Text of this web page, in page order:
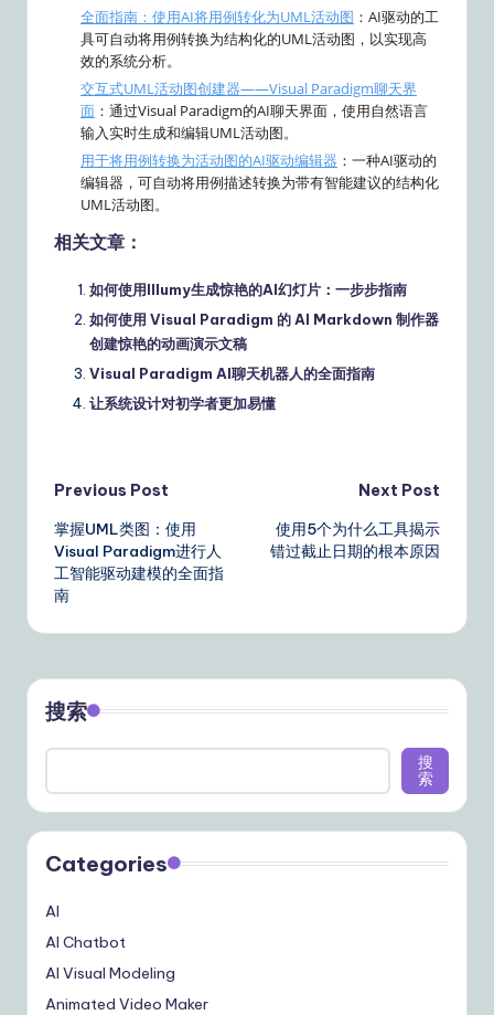
全面指南：使用AI将用例转化为UML活动图 ：AI驱动的工
具可自动将用例转换为结构化的UML活动图，以实现高
效的系统分析。
交互式UML活动图创建器——Visual Paradigm聊天界
面 ：通过Visual Paradigm的AI聊天界面，使用自然语言
输入实时生成和编辑UML活动图。
用于将用例转换为活动图的AI驱动编辑器 ：一种AI驱动的
编辑器，可自动将用例描述转换为带有智能建议的结构化
UML活动图。
相关文章：
如何使用Illumy生成惊艳的AI幻灯片：一步步指南
如何使用 Visual Paradigm 的 AI Markdown 制作器
创建惊艳的动画演示文稿
Visual Paradigm AI聊天机器人的全面指南
让系统设计对初学者更加易懂
Post
navigation
Previous Post
掌握UML类图：使用
Visual Paradigm进行人
工智能驱动建模的全面指
南
Next Post
使用5个为什么工具揭示
错过截止日期的根本原因
搜索
搜
索
Categories
AI
AI Chatbot
AI Visual Modeling
Animated Video Maker